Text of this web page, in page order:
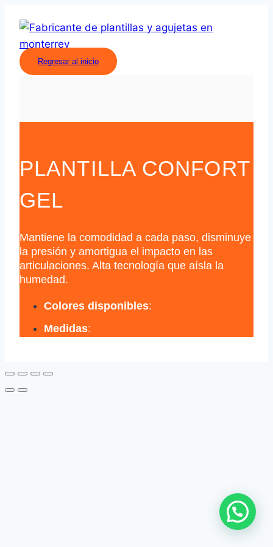
Regresar al inicio
PLANTILLA CONFORT
GEL
Mantiene la comodidad a cada paso, disminuye
la presión y amortigua el impacto en las
articulaciones. Alta tecnología que aísla la
humedad.
Colores disponibles:
Medidas: